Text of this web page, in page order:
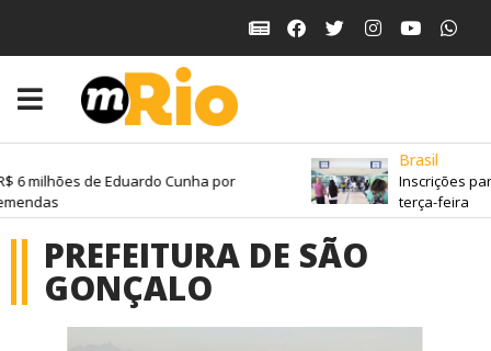
milhões de Eduardo Cunha por
Brasil
Inscrições para o
terça-feira
PREFEITURA DE SÃO
GONÇALO